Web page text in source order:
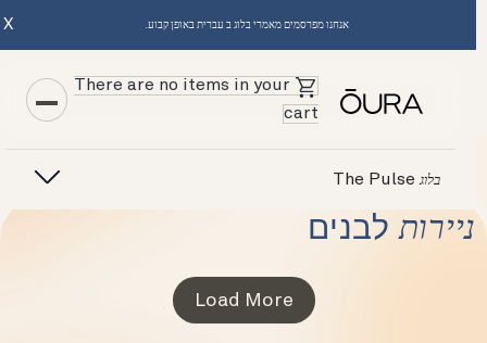
אנחנו מפרסמים מאמרי בלוג ב עברית באופן קבוע. X
There are no items in your
cart
בלוגThe Pulse
ניירותלבנים
Load More